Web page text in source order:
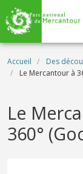
Aller au contenu
Fil d'Ariane
Accueil Des
Le Mercantour à
Le
360°